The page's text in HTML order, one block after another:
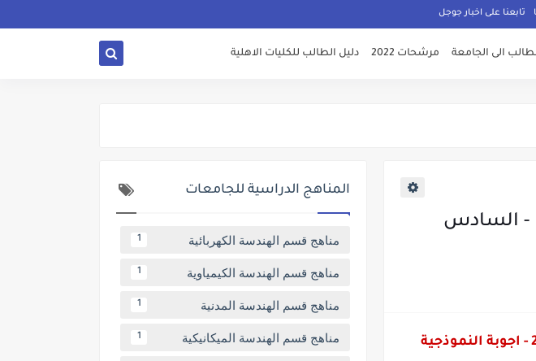
تابعنا على اخبار جوجل
الى الجامعة مرشحات 2022 دليل الطالب للكليات الاهلية
2019 الدور الثالث - السادس
اسئلة وزارية 2019 - اسئلة الدور الثالث التطبيقي - الاحيائي - ادبي 2019 - اجوبة النموذجية
المناهج الدراسية للجامعات
مناهج قسم الهندسة الكهربائية 1
مناهج قسم الهندسة الكيمياوية 1
مناهج قسم الهندسة المدنية 1
مناهج قسم الهندسة الميكانيكية 1